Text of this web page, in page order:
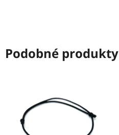
Podobné produkty